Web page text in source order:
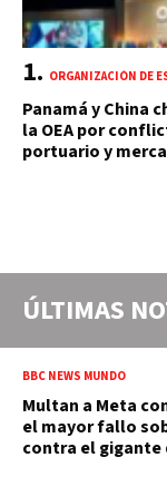
Panamá y China
la OEA por
portuario y
ÚLTIMAS
BBC NEWS MUNDO
Multan a Meta
el mayor fallo
contra el gigante